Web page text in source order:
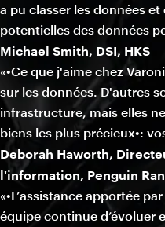
a pu classer les données
potentielles des données
Michael Smith, DSI, HKS
«•Ce que j'aime chez
sur les données. D'autres
infrastructure, mais elles
biens les plus précieux•:
Deborah Haworth,
l'information, Penguin
«•L’assistance apportée
équipe continue d’évoluer